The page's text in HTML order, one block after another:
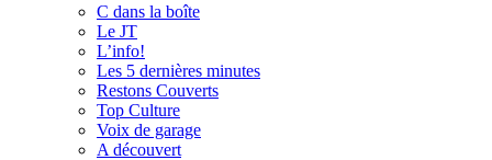
C dans la boîte
Le JT
L’info!
Les 5 dernières minutes
Restons Couverts
Top Culture
Voix de garage
A découvert